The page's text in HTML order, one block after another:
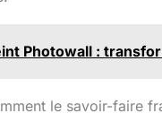
Photowall :
le savoir-faire